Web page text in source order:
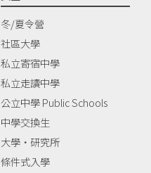
冬/夏令營
社區大學
私立寄宿中學
私立走讀中學
公立中學 Public Schools
中學交換生
大學‧研究所
條件式入學